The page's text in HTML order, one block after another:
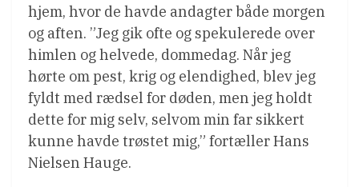
hjem, hvor de havde andagter både morgen
og aften. ”Jeg gik ofte og spekulerede over
himlen og helvede, dommedag. Når jeg
hørte om pest, krig og elendighed, blev jeg
fyldt med rædsel for døden, men jeg holdt
dette for mig selv, selvom min far sikkert
kunne havde trøstet mig,” fortæller Hans
Nielsen Hauge.